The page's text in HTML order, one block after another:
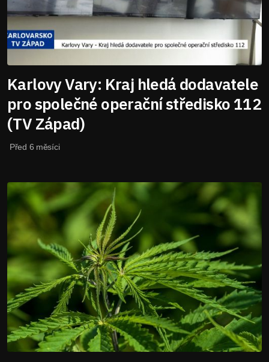
Karlovy Vary: Kraj hledá dodavatele
pro společné operační středisko 112
(TV Západ)
Před 6 měsíci